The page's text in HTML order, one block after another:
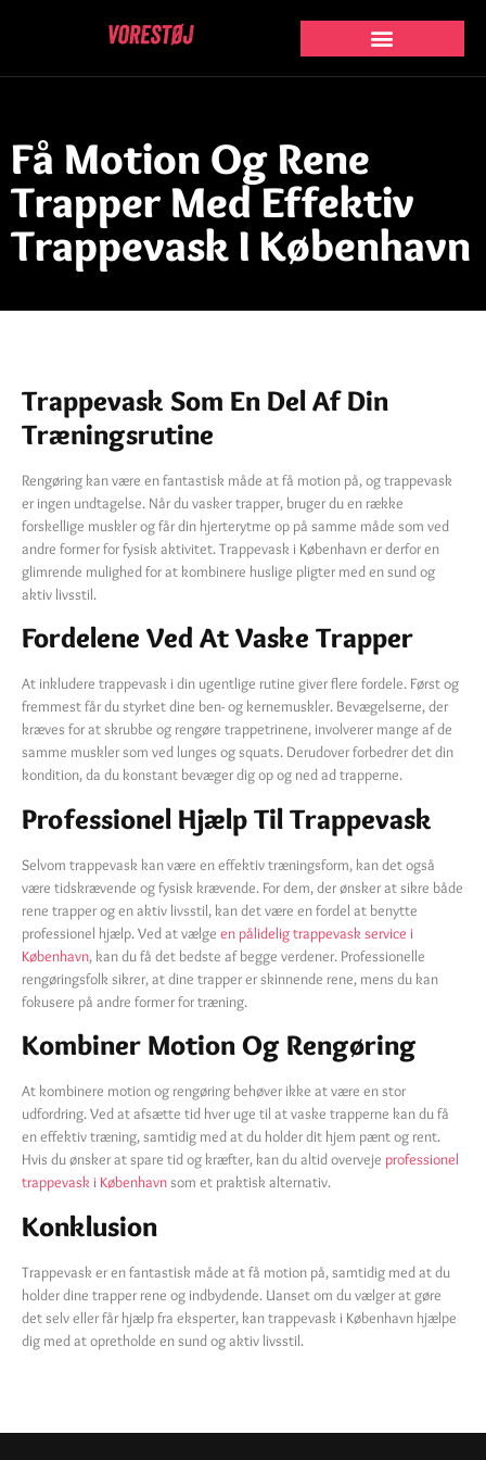
Få Motion Og Rene
Trapper Med Effektiv
Trappevask I København
Trappevask Som En Del Af Din
Træningsrutine
Rengøring kan være en fantastisk måde at få motion på, og trappevask
er ingen undtagelse. Når du vasker trapper, bruger du en række
forskellige muskler og får din hjerterytme op på samme måde som ved
andre former for fysisk aktivitet. Trappevask i København er derfor en
glimrende mulighed for at kombinere huslige pligter med en sund og
aktiv livsstil.
Fordelene Ved At Vaske Trapper
At inkludere trappevask i din ugentlige rutine giver flere fordele. Først og
fremmest får du styrket dine ben- og kernemuskler. Bevægelserne, der
kræves for at skrubbe og rengøre trappetrinene, involverer mange af de
samme muskler som ved lunges og squats. Derudover forbedrer det din
kondition, da du konstant bevæger dig op og ned ad trapperne.
Professionel Hjælp Til Trappevask
Selvom trappevask kan være en effektiv træningsform, kan det også
være tidskrævende og fysisk krævende. For dem, der ønsker at sikre både
rene trapper og en aktiv livsstil, kan det være en fordel at benytte
professionel hjælp. Ved at vælge en pålidelig trappevask service i
København, kan du få det bedste af begge verdener. Professionelle
rengøringsfolk sikrer, at dine trapper er skinnende rene, mens du kan
fokusere på andre former for træning.
Kombiner Motion Og Rengøring
At kombinere motion og rengøring behøver ikke at være en stor
udfordring. Ved at afsætte tid hver uge til at vaske trapperne kan du få
en effektiv træning, samtidig med at du holder dit hjem pænt og rent.
Hvis du ønsker at spare tid og kræfter, kan du altid overveje professionel
trappevask i Københavnsom et praktisk alternativ.
Konklusion
Trappevask er en fantastisk måde at få motion på, samtidig med at du
holder dine trapper rene og indbydende. Uanset om du vælger at gøre
det selv eller får hjælp fra eksperter, kan trappevask i København hjælpe
dig med at opretholde en sund og aktiv livsstil.